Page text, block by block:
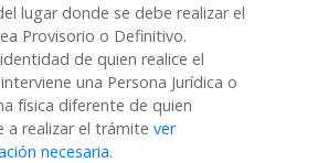
lugar donde se debe realizar el
Provisorio o Definitivo.
de quien realice el
una Persona Jurídica o
física diferente de quien
a realizar el trámite ver
necesaria.